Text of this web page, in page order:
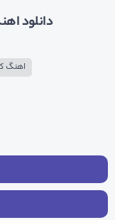
دانلود
اهنگ